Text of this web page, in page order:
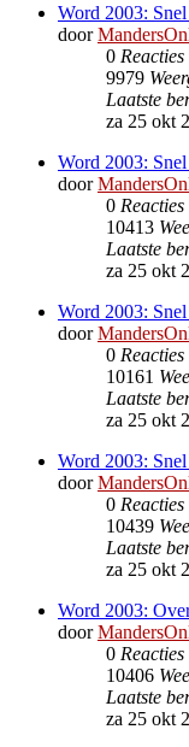
Word 2003:
door
0 Reacties
9979
Laatste
za 25 okt
Word 2003:
door
0 Reacties
10413
Laatste
za 25 okt
Word 2003:
door
0 Reacties
10161
Laatste
za 25 okt
Word 2003:
door
0 Reacties
10439
Laatste
za 25 okt
Word 2003:
door
0 Reacties
10406
Laatste
za 25 okt